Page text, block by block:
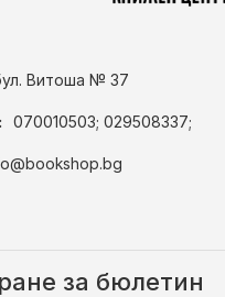
Витоша № 37
070010503; 029508337;
за бюлетин